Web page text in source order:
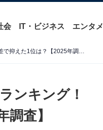
会 IT・ビジネス エンタメ
秋田県の市で「老後に住みたい」と思う市ランキング！ 「横手市」を大差で抑えた1位は？【2025年調査】
ンキング！
査】